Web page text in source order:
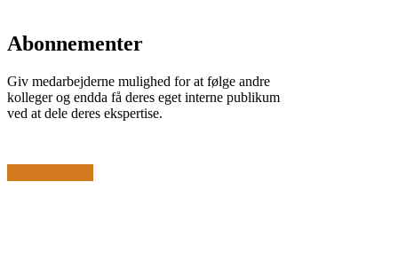
Abonnementer
Giv medarbejderne mulighed for at følge andre
kolleger og endda få deres eget interne publikum
ved at dele deres ekspertise.